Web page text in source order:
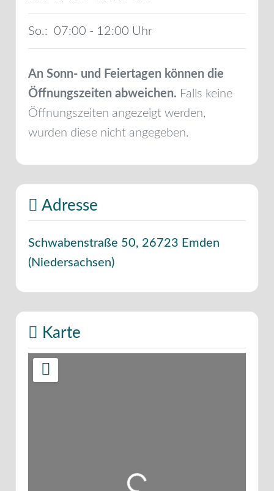
So.: 07:00 - 12:00
An Sonn- und Feiertagen können die
Öffnungszeiten abweichen. Falls keine
Öffnungszeiten angezeigt werden,
wurden diese nicht angegeben.
Adresse
Schwabenstraße 50, 26723 Emden
(Niedersachsen)
Karte